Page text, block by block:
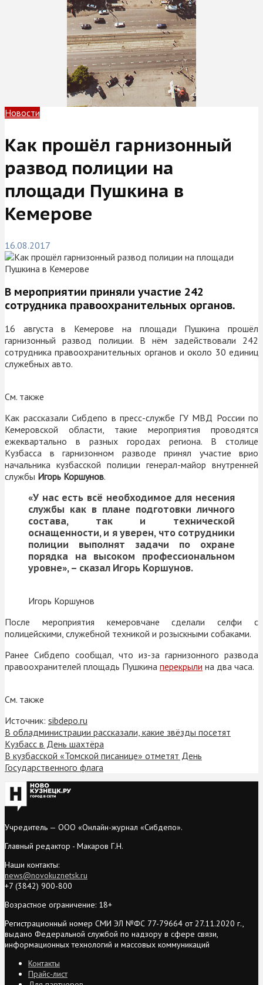
Новости
Как прошёл гарнизонный
развод полиции на
площади Пушкина в
Кемерове
16.08.2017
В мероприятии приняли участие 242
сотрудника правоохранительных органов.
16 августа в Кемерове на площади Пушкина прошёл
гарнизонный развод полиции. В нём задействовали 242
сотрудника правоохранительных органов и около 30 единиц
служебных авто.
См. также
Как рассказали Сибдепо в пресс-службе ГУ МВД России по
Кемеровской области, такие мероприятия проводятся
ежеквартально в разных городах региона. В столице
Кузбасса в гарнизонном разводе принял участие врио
начальника кузбасской полиции генерал-майор внутренней
службы Игорь Коршунов.
«У нас есть всё необходимое для несения
службы как в плане подготовки личного
состава, так и технической
оснащенности, и я уверен, что сотрудники
полиции выполнят задачи по охране
порядка на высоком профессиональном
уровне», – сказал Игорь Коршунов.
Игорь Коршунов
После мероприятия кемеровчане сделали селфи с
полицейскими, служебной техникой и розыскными собаками.
Ранее Сибдепо сообщал, что из-за гарнизонного развода
правоохранителей площадь Пушкина перекрыли на два часа.
См. также
Источник: sibdepo.ru
В обладминистрации рассказали, какие звёзды посетят
Кузбасс в День шахтёра
В кузбасской «Томской писанице» отметят День
Государственного флага
Учредитель — ООО «Онлайн-журнал «Сибдепо».
Главный редактор - Макаров Г.Н.
Наши контакты:
news@novokuznetsk.ru
+7 (3842) 900-800
Возрастное ограничение: 18+
Регистрационный номер СМИ ЭЛ №ФС 77-79664 от 27.11.2020 г.,
выдано Федеральной службой по надзору в сфере связи,
информационных технологий и массовых коммуникаций
Контакты
Прайс-лист